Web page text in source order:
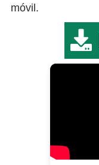
móvil.